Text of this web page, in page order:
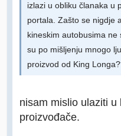
izlazi u obliku članaka u
portala. Zašto se nigdje
kineskim autobusima
su po mišljenju mnogo
proizvod od King
nisam mislio ulaziti
proizvođače.